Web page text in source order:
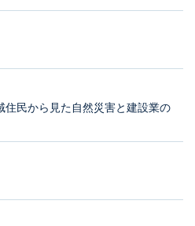
住民から見た自然災害と建設業の